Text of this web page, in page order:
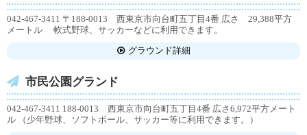
042-467-3411 〒188-0013 西東京市向台町五丁目4番 広さ 29,388平方
メートル 軟式野球、サッカーなどに利用できます。
グラウンド詳細
市民公園グランド
042-467-3411 188-0013 西東京市向台町五丁目4番 広さ6,972平方メート
ル （少年野球、ソフトボール、サッカー等に利用できます。）